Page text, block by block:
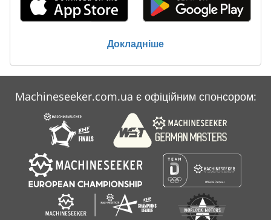
Докладніше
Machineseeker.com.ua є офіційним спонсором: